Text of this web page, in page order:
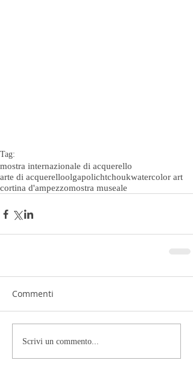
Tag:
mostra internazionale di acquerello
arte di acquerelloolgapolichtchoukwatercolor art
cortina d'ampezzomostra museale
Commenti
Scrivi un commento...